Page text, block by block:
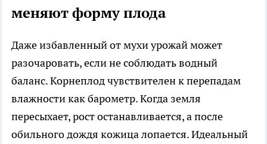
меняют форму плода
Даже избавленный от мухи урожай может
разочаровать, если не соблюдать водный
баланс. Корнеплод чувствителен к перепадам
влажности как барометр. Когда земля
пересыхает, рост останавливается, а после
обильного дождя кожица лопается. Идеальный